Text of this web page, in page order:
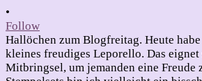
•
Follow
Hallöchen zum Blogfreitag. Heute
kleines freudiges Leporello. Das
Mitbringsel, um jemanden eine Freude